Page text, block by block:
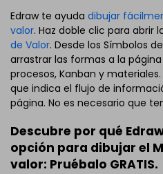
Edraw te ayuda dibujar
valor. Haz doble clic para abrir
de Valor. Desde los Símbolos
arrastrar las formas a la
procesos, Kanban y
que indica el flujo de
página. No es necesario que
Descubre por qué
opción para dibujar el
valor: Pruébalo GRATIS.